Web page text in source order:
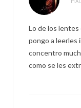
Lo de los lentes
pongo a leerles
concentro
como se les